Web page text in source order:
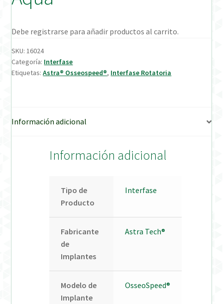
Welcome to DELTA Abutments | Tienda Online!
Debe registrarse para añadir productos al carrito.
SKU:16024
Categoría: Interfase
Etiquetas:Astra® Osseospeed®, Interfase Rotatoria
Información adicional
Información adicional
Tipo de
Producto
Interfase
Fabricante
de
Implantes
Astra Tech®
Modelo de
Implante
OsseoSpeed®